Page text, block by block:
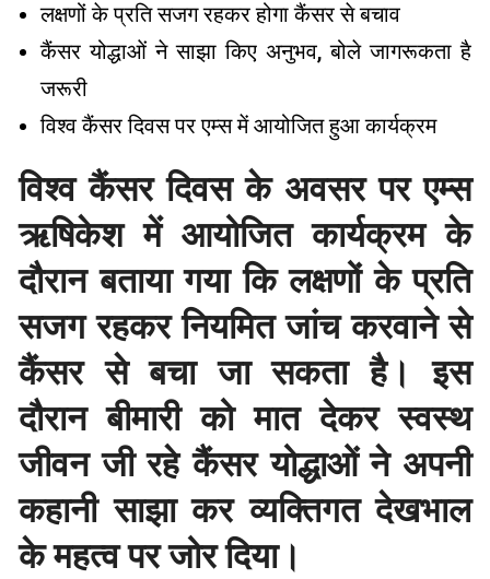
लक्षणों के प्रति सजग रहकर होगा कैंसर से बचाव
कैंसर योद्धाओं ने साझा किए अनुभव, बोले जागरूकता है
जरूरी
विश्व कैंसर दिवस पर एम्स में आयोजित हुआ कार्यक्रम
विश्व कैंसर दिवस के अवसर पर एम्स
ऋषिकेश में आयोजित कार्यक्रम के
दौरान बताया गया कि लक्षणों के प्रति
सजग रहकर नियमित जांच करवाने से
कैंसर से बचा जा सकता है। इस
दौरान बीमारी को मात देकर स्वस्थ
जीवन जी रहे कैंसर योद्धाओं ने अपनी
कहानी साझा कर व्यक्तिगत देखभाल
के महत्व पर जोर दिया।